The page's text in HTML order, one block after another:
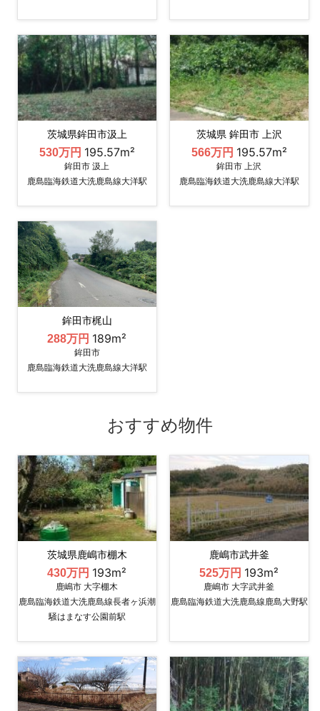
茨城県鉾田市汲上
530万円 195.57m²
鉾田市 汲上
鹿島臨海鉄道大洗鹿島線大洋駅
茨城県 鉾田市 上沢
566万円 195.57m²
鉾田市 上沢
鹿島臨海鉄道大洗鹿島線大洋駅
鉾田市梶山
288万円 189m²
鉾田市
鹿島臨海鉄道大洗鹿島線大洋駅
おすすめ物件
茨城県鹿嶋市棚木
430万円 193m²
鹿嶋市 大字棚木
鹿島臨海鉄道大洗鹿島線長者ヶ浜潮
騒はまなす公園前駅
鹿嶋市武井釜
525万円 193m²
鹿嶋市 大字武井釜
鹿島臨海鉄道大洗鹿島線鹿島大野駅